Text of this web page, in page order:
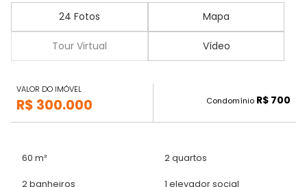
24 Fotos Mapa
Tour Virtual Vídeo
VALOR DO IMÓVEL
R$ 300.000 Condomínio R$ 700
60 m² 2 quartos
2 banheiros 1 elevador social